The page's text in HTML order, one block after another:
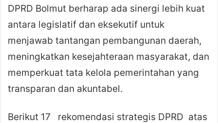
DPRD Bolmut berharap ada sinergi lebih kuat
antara legislatif dan eksekutif untuk
menjawab tantangan pembangunan daerah,
meningkatkan kesejahteraan masyarakat, dan
memperkuat tata kelola pemerintahan yang
transparan dan akuntabel.
Berikut 17 rekomendasi strategis DPRD atas